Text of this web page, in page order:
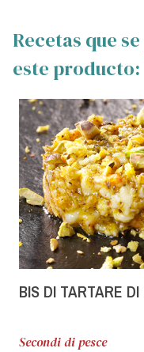
Recetas que
este producto:
BIS DI TARTARE
Secondi di pesce